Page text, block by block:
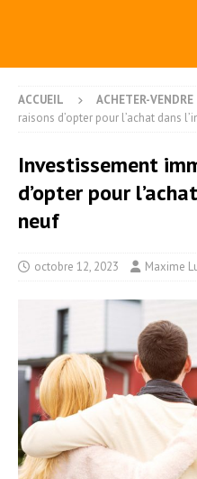
ACCUEIL ACHETER-VENDRE
raisons d’opter pour l’achat dans
Investissement
d’opter pour
neuf
octobre 12, 2023 Maxime